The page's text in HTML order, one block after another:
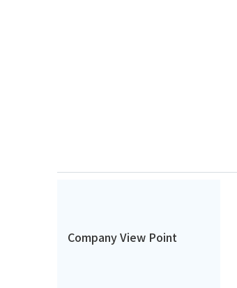
Company View Point